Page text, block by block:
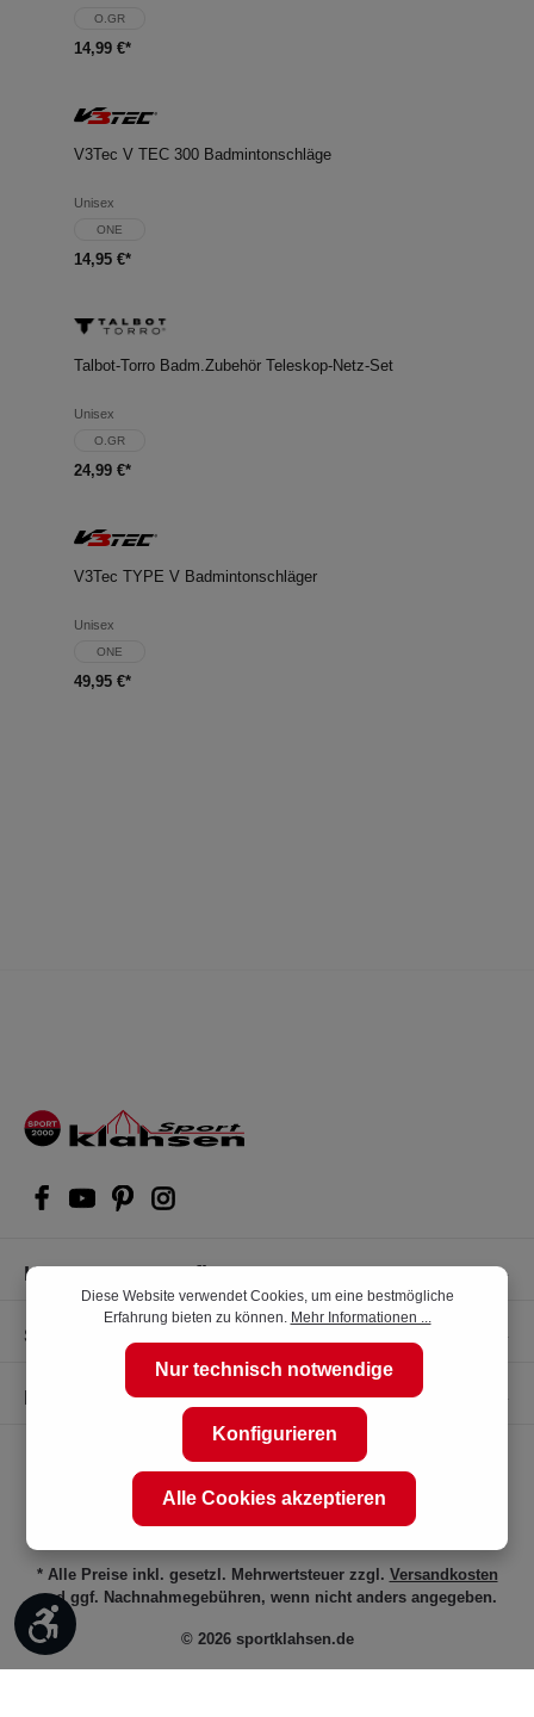
O.GR
14,99 €*
V3Tec V TEC 300 Badmintonschläge
Unisex
ONE
14,95 €*
Talbot-Torro Badm.Zubehör Teleskop-Netz-Set
Unisex
O.GR
24,99 €*
V3Tec TYPE V Badmintonschläger
Unisex
ONE
49,95 €*
Kompetente Kaufberatung
Shop Service
Informationen
© 2026 sportklahsen.de
* Alle Preise inkl. gesetzl. Mehrwertsteuer zzgl. Versandkosten
und ggf. Nachnahmegebühren, wenn nicht anders angegeben.
Werkzeugleiste anzeigen
Diese Website verwendet Cookies, um eine bestmögliche
Erfahrung bieten zu können. Mehr Informationen ...
Nur technisch notwendige
Konfigurieren
Alle Cookies akzeptieren